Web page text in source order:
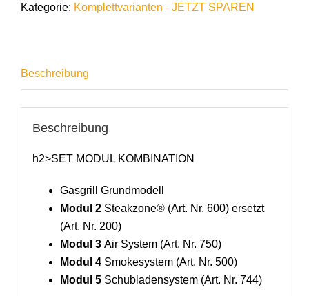
Kategorie: Komplettvarianten - JETZT SPAREN
Beschreibung
Beschreibung
h2>SET MODUL KOMBINATION
Gasgrill Grundmodell
Modul 2 Steakzone®(Art. Nr. 600) ersetzt
(Art. Nr. 200)
Modul 3 Air System (Art. Nr. 750)
Modul 4 Smokesystem (Art. Nr. 500)
Modul 5Schubladensystem (Art. Nr. 744)